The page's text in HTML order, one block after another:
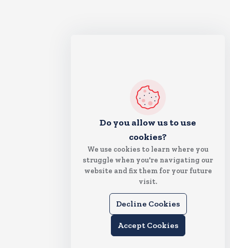
Do you allow us to use
cookies?
We use cookies to learn where you
struggle when you're navigating our
website and fix them for your future
visit.
Decline Cookies
Accept Cookies